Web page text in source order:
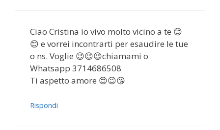
Ciao Cristina io vivo molto vicino a te 😊
😊 e vorrei incontrarti per esaudire le tue
o ns. Voglie 😉😉😉chiamami o
Whatsapp 3714686508
Ti aspetto amore 😍😉😘
Rispondi